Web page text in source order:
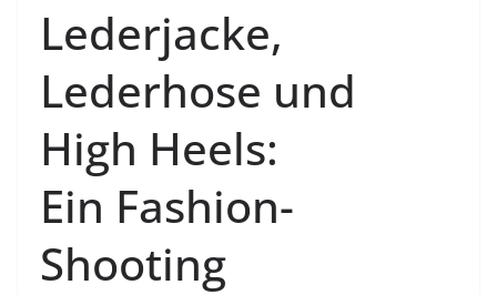
Lederjacke,
Lederhose und
High Heels:
Ein Fashion-
Shooting